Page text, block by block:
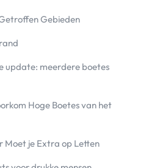
Gebieden
update: meerdere boetes
Hoge Boetes van het
Moet je Extra op Letten